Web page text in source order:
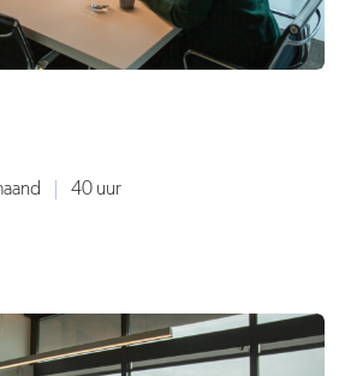
40 uur